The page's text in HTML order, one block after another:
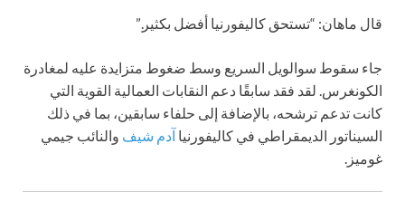
قال ماهان: “تستحق كاليفورنيا أفضل بكثير.”
جاء سقوط سوالويل السريع وسط ضغوط متزايدة عليه لمغادرة
الكونغرس. لقد فقد سابقًا دعم النقابات العمالية القوية التي
كانت تدعم ترشحه، بالإضافة إلى حلفاء سابقين، بما في ذلك
السيناتور الديمقراطي في كاليفورنيا آدم شيف والنائب جيمي
غوميز.